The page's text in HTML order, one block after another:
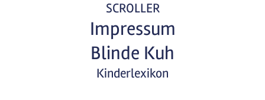
SCROLLER
Impressum
Blinde Kuh
Kinderlexikon